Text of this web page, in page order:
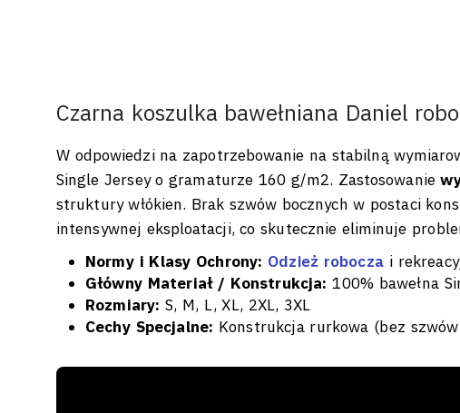
Czarna koszulka bawełniana Daniel
W odpowiedzi na zapotrzebowanie na stabilną
Single Jersey o gramaturze 160 g/m2. Zastosowanie
struktury włókien. Brak szwów bocznych w postaci
intensywnej eksploatacji, co skutecznie eliminuje
Normy i Klasy Ochrony: Odzież roboczai
Główny Materiał / Konstrukcja: 100% bawełna
Rozmiary: S, M, L, XL, 2XL, 3XL
Cechy Specjalne: Konstrukcja rurkowa (bez